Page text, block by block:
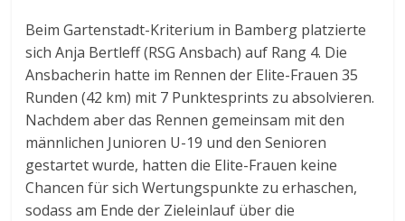
Beim Gartenstadt-Kriterium in Bamberg platzierte
sich Anja Bertleff (RSG Ansbach) auf Rang 4. Die
Ansbacherin hatte im Rennen der Elite-Frauen 35
Runden (42 km) mit 7 Punktesprints zu absolvieren.
Nachdem aber das Rennen gemeinsam mit den
männlichen Junioren U-19 und den Senioren
gestartet wurde, hatten die Elite-Frauen keine
Chancen für sich Wertungspunkte zu erhaschen,
sodass am Ende der Zieleinlauf über die